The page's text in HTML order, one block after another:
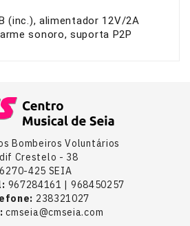
(inc.), alimentador 12V/2A
sonoro, suporta P2P
Bombeiros Voluntários
Crestelo - 38
6270-425 SEIA
967284161 | 968450257
238321027
cmseia@cmseia.com